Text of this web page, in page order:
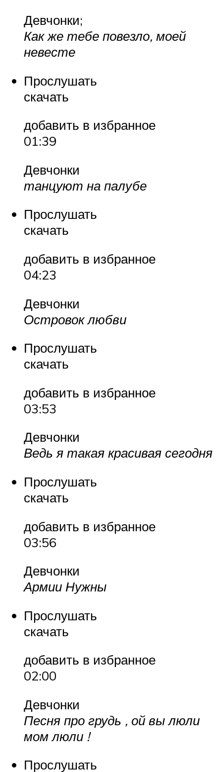
Девчонки;
Как же тебе повезло, моей
невесте
Прослушать
скачать
добавить в избранное
01:39
Девчонки
танцуют на палубе
Прослушать
скачать
добавить в избранное
04:23
Девчонки
Островок любви
Прослушать
скачать
добавить в избранное
03:53
Девчонки
Ведь я такая красивая сегодня
Прослушать
скачать
добавить в избранное
03:56
Девчонки
Армии Нужны
Прослушать
скачать
добавить в избранное
02:00
Девчонки
Песня про грудь , ой вы люли
мом люли !
Прослушать